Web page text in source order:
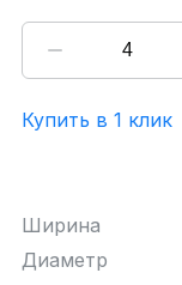
Купить в 1 клик
Ширина
Диаметр